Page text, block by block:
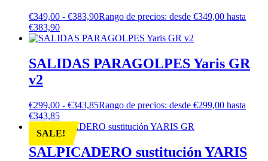
€349,00 - €383,90Rango de precios: desde €349,00 hasta
€383,90
SALIDAS PARAGOLPES Yaris GR
v2
€299,00 - €343,85Rango de precios: desde €299,00 hasta
€343,85
SALE!
SALPICADERO sustitución YARIS